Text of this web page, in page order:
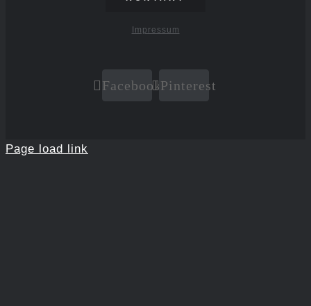
Impressum
FacebookPinterest
Page load link